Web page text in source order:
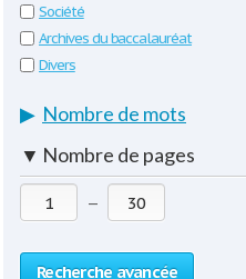
Société
Archives du baccalauréat
Divers
▶ Nombre de mots
▼ Nombre de pages
—
Recherche avancée